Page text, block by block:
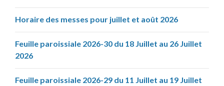
Horaire des messes pour juillet et août 2026
Feuille paroissiale 2026-30 du 18 Juillet au 26 Juillet
2026
Feuille paroissiale 2026-29 du 11 Juillet au 19 Juillet